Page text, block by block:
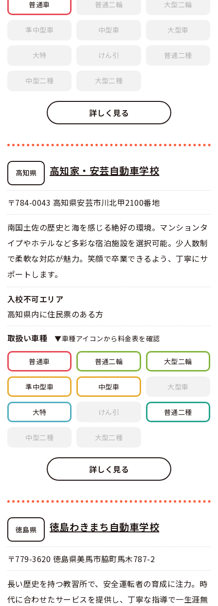
普通車 普通二輪 大型二輪
準中型車 中型車 大型車
大特 けん引 普通二種
中型二種 大型二種
詳しく見る
高知県 高知家・安芸自動車学校
〒784-0043 高知県安芸市川北甲2100番地
南国土佐の歴史と海を感じる絶好の環境。マンションタ
イプやホテルなど多彩な宿泊施設を選択可能。少人数制
で柔軟な対応が魅力。笑顔で卒業できるよう、丁寧にサ
ポートします。
入校不可エリア
高知県内に住民票のある方
取扱い車種 ▼車種アイコンから料金表を確認
普通車 普通二輪 大型二輪
準中型車 中型車 大型車
大特 けん引 普通二種
中型二種 大型二種
詳しく見る
徳島県 徳島わきまち自動車学校
〒779-3620 徳島県美馬市脇町馬木787-2
長い歴史を持つ教習所で、安全運転者の育成に注力。時
代に合わせたサービスを提供し、丁寧な指導で一生涯無